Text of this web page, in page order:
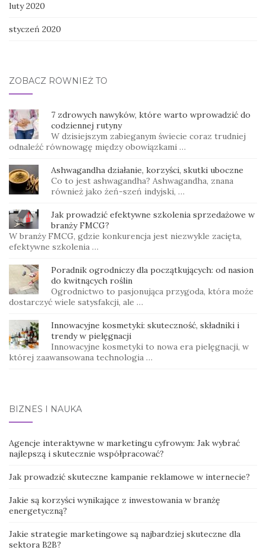
luty 2020
styczeń 2020
ZOBACZ RÓWNIEŻ TO
7 zdrowych nawyków, które warto wprowadzić do
codziennej rutyny
W dzisiejszym zabieganym świecie coraz trudniej
odnaleźć równowagę między obowiązkami …
Ashwagandha działanie, korzyści, skutki uboczne
Co to jest ashwagandha? Ashwagandha, znana
również jako żeń-szeń indyjski, …
Jak prowadzić efektywne szkolenia sprzedażowe w
branży FMCG?
W branży FMCG, gdzie konkurencja jest niezwykle zacięta,
efektywne szkolenia …
Poradnik ogrodniczy dla początkujących: od nasion
do kwitnących roślin
Ogrodnictwo to pasjonująca przygoda, która może
dostarczyć wiele satysfakcji, ale …
Innowacyjne kosmetyki: skuteczność, składniki i
trendy w pielęgnacji
Innowacyjne kosmetyki to nowa era pielęgnacji, w
której zaawansowana technologia …
BIZNES I NAUKA
Agencje interaktywne w marketingu cyfrowym: Jak wybrać
najlepszą i skutecznie współpracować?
Jak prowadzić skuteczne kampanie reklamowe w internecie?
Jakie są korzyści wynikające z inwestowania w branżę
energetyczną?
Jakie strategie marketingowe są najbardziej skuteczne dla
sektora B2B?